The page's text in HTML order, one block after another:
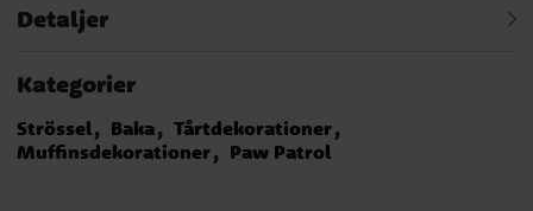
Detaljer
Kategorier
Strössel Baka
Tårtdekorationer
Muffinsdekorationer
Paw Patrol